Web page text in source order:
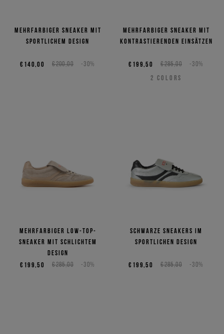
Mehrfarbiger Sneaker mit
sportlichem Design
€200,00 -30%
€140,00
Mehrfarbiger Sneaker mit
kontrastierenden Einsätzen
€285,00 -30%
€199,50
2 COLORS
Mehrfarbiger Low-Top-
Sneaker mit schlichtem
Design
€285,00 -30%
€199,50
Schwarze Sneakers im
sportlichen Design
€285,00 -30%
€199,50